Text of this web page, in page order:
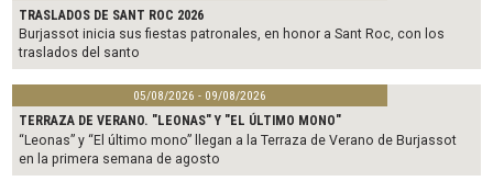
TRASLADOS DE SANT ROC 2026
Burjassot inicia sus fiestas patronales, en honor a Sant Roc, con los
traslados del santo
05/08/2026 - 09/08/2026
TERRAZA DE VERANO. "LEONAS" Y "EL ÚLTIMO MONO"
“Leonas” y “El último mono” llegan a la Terraza de Verano de Burjassot
en la primera semana de agosto